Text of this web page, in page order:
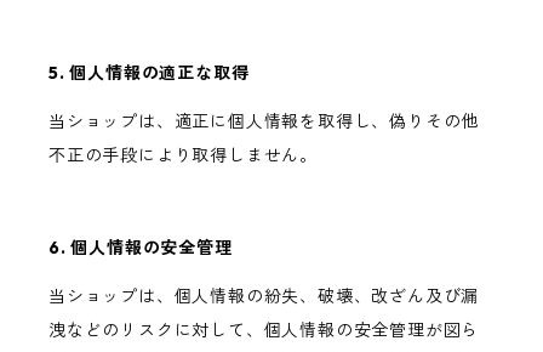
5. 個人情報の適正な取得
当ショップは、適正に個人情報を取得し、偽りその他
不正の手段により取得しません。
6. 個人情報の安全管理
当ショップは、個人情報の紛失、破壊、改ざん及び漏
洩などのリスクに対して、個人情報の安全管理が図ら